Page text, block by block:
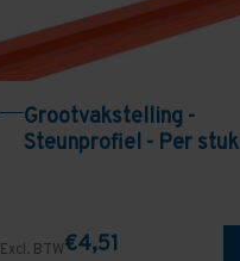
Grootvakstelling -
Steunprofiel - Per stuk
Excl. BTW€4,51